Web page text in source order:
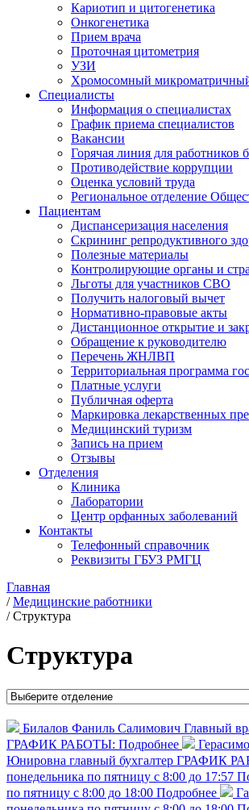
Кариотип и цитогенетика
Онкогенетика
Прием врача
Проточная цитометрия
УЗИ
Хромосомный
Специалисты
Информация о специалистах
График приема специалистов
Вакансии
Горячая линия для
Противодействие коррупции
Оценка условий труда
Региональное отделение
Пациентам
Диспансеризация населения
Скрининг репродуктивного
Полезные материалы
Контролирующие органы и
Льготы для участников СВО
Получить налоговый вычет
Нормативно-правовые акты
Дистанционное открытие и
Обращение к руководителю
Перечень ЖНЛВП
Территориальная программа
Платные услуги
Публичная оферта
Маркировка лекарственных
Медицинский туризм
Запись на прием
Отзывы
Отделения
Клиника
Лаборатории
Центр орфанных заболеваний
Контакты
Телефонный справочник
Реквизиты ГБУЗ РМГЦ
Главная
/Медицинские работники
/Структура
Структура
Билалов Фаниль Салимович Главный
ГРАФИК РАБОТЫ: Подробнее
Юнировна главный бухгалтер ГРАФИК
понедельника по пятницу с 8:00 до 17:57
по пятницу с 8:00 до 18:00 Подробнее